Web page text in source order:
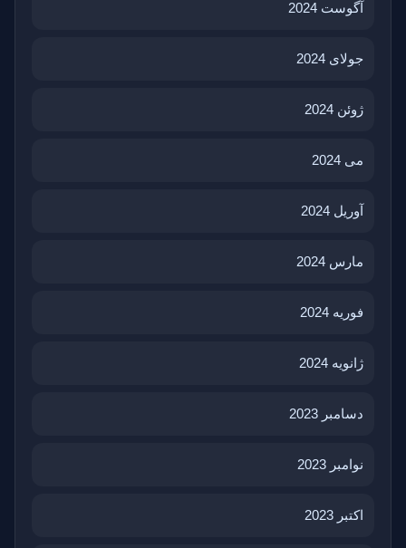
آگوست 2024
جولای 2024
ژوئن 2024
می 2024
آوریل 2024
مارس 2024
فوریه 2024
ژانویه 2024
دسامبر 2023
نوامبر 2023
اکتبر 2023